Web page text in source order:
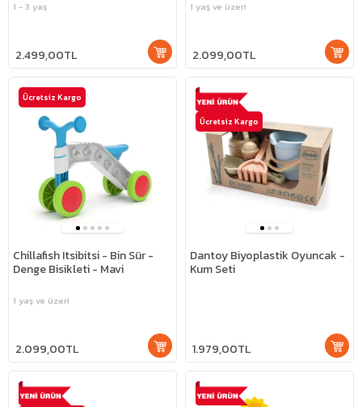
1 - 3 yaş
2.499,00TL
1 yaş ve üzeri
2.099,00TL
Chillafish Itsibitsi - Bin Sür -
Denge Bisikleti - Mavi
1 yaş ve üzeri
2.099,00TL
Ücretsiz Kargo
Dantoy Biyoplastik Oyuncak -
Kum Seti
1.979,00TL
Ücretsiz Kargo